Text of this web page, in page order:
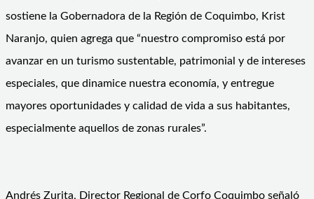
sostiene la Gobernadora de la Región de Coquimbo, Krist
Naranjo, quien agrega que “nuestro compromiso está por
avanzar en un turismo sustentable, patrimonial y de intereses
especiales, que dinamice nuestra economía, y entregue
mayores oportunidades y calidad de vida a sus habitantes,
especialmente aquellos de zonas rurales”.
Andrés Zurita, Director Regional de Corfo Coquimbo señaló